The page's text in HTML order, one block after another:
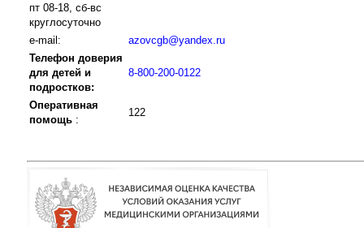
пт 08-18, сб-вс
круглосуточно
e-mail:
azovcgb@yandex.ru
Телефон доверия
для детей и
подростков:
8-800-200-0122
Оперативная
помощь :
122